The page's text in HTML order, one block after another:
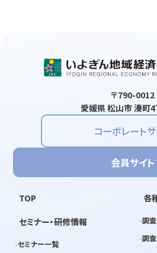
〒790-0012
愛媛県 松山市 湊町
コーポレートサ
会員サイト
TOP
セミナー・研修情報
セミナー一覧
各
調
調査